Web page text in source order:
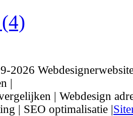
2026
|
| Webdesign
| SEO optimalisatie |